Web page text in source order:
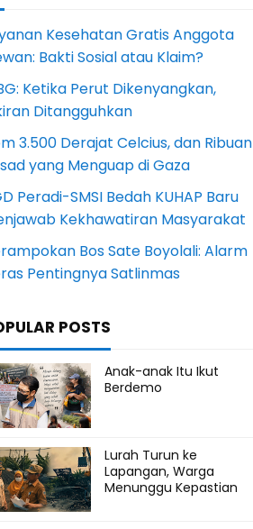
Kesehatan Gratis Anggota
Bakti Sosial atau Klaim?
Ketika Perut Dikenyangkan,
Ditangguhkan
3.500 Derajat Celcius, dan Ribuan
yang Menguap di Gaza
Peradi-SMSI Bedah KUHAP Baru
Kekhawatiran Masyarakat
Bos Sate Boyolali: Alarm
Pentingnya Satlinmas
POSTS
Anak-anak Itu Ikut
Berdemo
Lurah Turun ke
Lapangan, Warga
Menunggu Kepastian